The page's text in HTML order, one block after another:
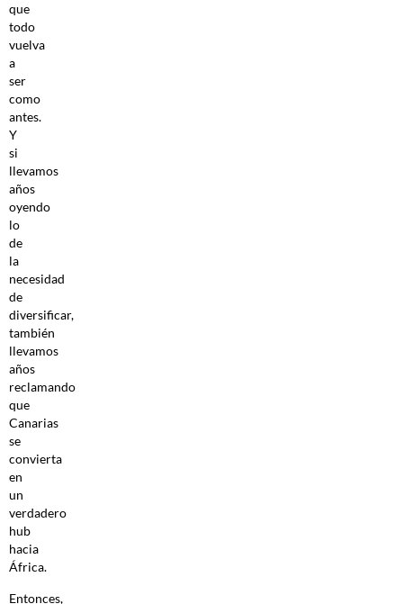
que
todo
vuelva
a
ser
como
antes.
Y
si
llevamos
años
oyendo
lo
de
la
necesidad
de
diversificar,
también
llevamos
años
reclamando
que
Canarias
se
convierta
en
un
verdadero
hub
hacia
África.
Entonces,